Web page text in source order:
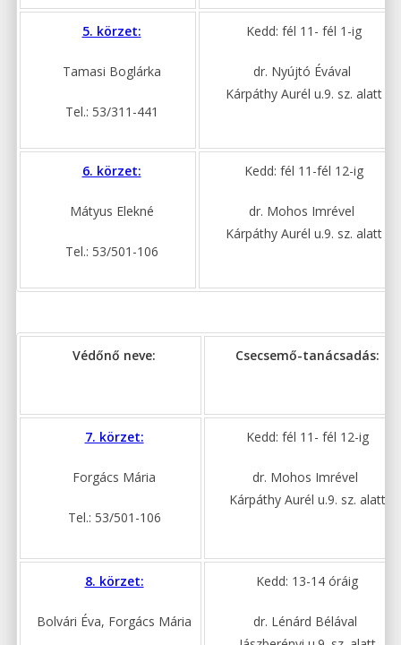
5. körzet:
Tamasi Boglárka
Tel.: 53/311-441
Kedd: fél 11- fél 1-ig
dr. Nyújtó Évával
Kárpáthy Aurél u.9. sz. alatt
6. körzet:
Mátyus Elekné
Tel.: 53/501-106
Kedd: fél 11-fél 12-ig
dr. Mohos Imrével
Kárpáthy Aurél u.9. sz. alatt
Védőnő neve: Csecsemő-tanácsadás:
7. körzet:
Forgács Mária
Tel.: 53/501-106
Kedd: fél 11- fél 12-ig
dr. Mohos Imrével
Kárpáthy Aurél u.9. sz. alatt
8. körzet:
Bolvári Éva, Forgács Mária
Kedd: 13-14 óráig
dr. Lénárd Bélával